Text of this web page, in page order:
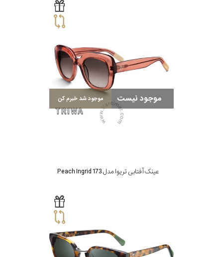
موجود نیست موجود شد خبرم کن
عینک آفتابی تریوا مدل Peach Ingrid 173